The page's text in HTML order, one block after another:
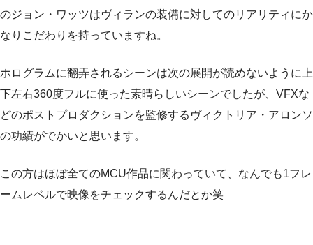
のジョン・ワッツはヴィランの装備に対してのリアリティにか
なりこだわりを持っていますね。
ホログラムに翻弄されるシーンは次の展開が読めないように上
下左右360度フルに使った素晴らしいシーンでしたが、VFXな
どのポストプロダクションを監修するヴィクトリア・アロンソ
の功績がでかいと思います。
この方はほぼ全てのMCU作品に関わっていて、なんでも1フレ
ームレベルで映像をチェックするんだとか笑